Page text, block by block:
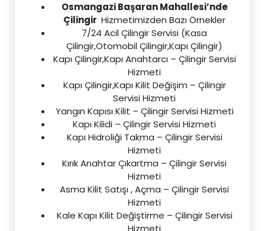
Osmangazi Başaran Mahallesi’nde
Çilingir Hizmetimizden Bazı Örnekler
7/24 Acil Çilingir Servisi (Kasa
Çilingir,Otomobil Çilingir,Kapı Çilingir)
Kapı Çilingir,Kapı Anahtarcı – Çilingir Servisi
Hizmeti
Kapı Çilingir,Kapı Kilit Değişim – Çilingir
Servisi Hizmeti
Yangın Kapısı Kilit – Çilingir Servisi Hizmeti
Kapı Kilidi – Çilingir Servisi Hizmeti
Kapı Hidroliği Takma – Çilingir Servisi
Hizmeti
Kırık Anahtar Çıkartma – Çilingir Servisi
Hizmeti
Asma Kilit Satışı , Açma – Çilingir Servisi
Hizmeti
Kale Kapı Kilit Değiştirme – Çilingir Servisi